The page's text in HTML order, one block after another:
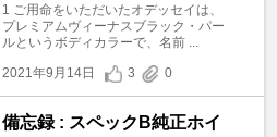
1 ご用命をいただいたオデッセイは、
プレミアムヴィーナスブラック・パー
ルというボディカラーで、名前 ...
2021年9月14日
3 0
備忘録 : スペックB純正ホイ